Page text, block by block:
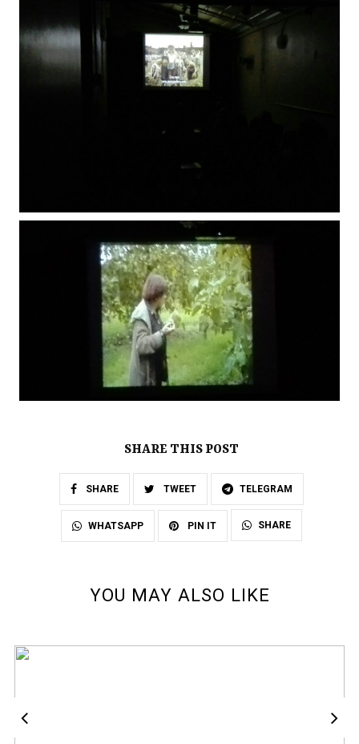
SHARE THIS POST
SHARE TWEET TELEGRAM
WHATSAPP PIN IT SHARE
YOU MAY ALSO LIKE